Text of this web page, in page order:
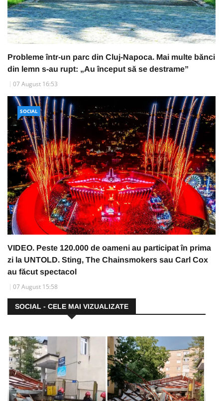
Probleme într-un parc din Cluj-Napoca. Mai multe bănci
din lemn s-au rupt: „Au început să se destrame”
07 August 16:53
SOCIAL
VIDEO. Peste 120.000 de oameni au participat în prima
zi la UNTOLD. Sting, The Chainsmokers sau Carl Cox
au făcut spectacol
07 August 15:58
SOCIAL - CELE MAI VIZUALIZATE